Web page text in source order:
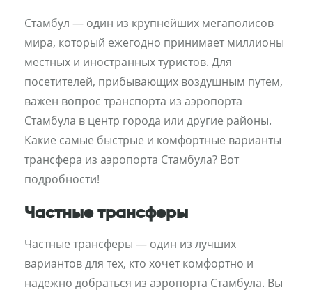
Стамбул — один из крупнейших мегаполисов
мира, который ежегодно принимает миллионы
местных и иностранных туристов. Для
посетителей, прибывающих воздушным путем,
важен вопрос транспорта из аэропорта
Стамбула в центр города или другие районы.
Какие самые быстрые и комфортные варианты
трансфера из аэропорта Стамбула? Вот
подробности!
Частные трансферы
Частные трансферы — один из лучших
вариантов для тех, кто хочет комфортно и
надежно добраться из аэропорта Стамбула. Вы